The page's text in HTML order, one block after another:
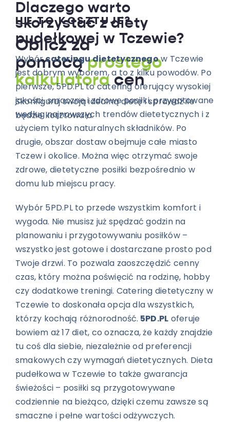
ILE TO KOSZTUJE?
Oblicz za
pomocąprostego
kalkulatoracen
Skonfiguruj swoją idealną dietę i sprawdź ile
będzie kosztowała.
Dlaczego warto
skorzystać z diety
pudełkowej w Tczewie?
Wybórcateringu dietetycznegow Tczewie
jest dobrym wyborem, a to z kilku powodów. Po
pierwsze, 5PD.PL to catering oferujący wysokiej
jakości, smaczne i zdrowe posiłki, przygotowane
według najnowszych trendów dietetycznych i z
użyciem tylko naturalnych składników. Po
drugie, obszar dostaw obejmuje całe miasto
Tczew i okolice. Można więc otrzymać swoje
zdrowe, dietetyczne posiłki bezpośrednio w
domu lub miejscu pracy.
Wybór 5PD.PL to przede wszystkim komfort i
wygoda. Nie musisz już spędzać godzin na
planowaniu i przygotowywaniu posiłków –
wszystko jest gotowe i dostarczane prosto pod
Twoje drzwi. To pozwala zaoszczędzić cenny
czas, który można poświęcić na rodzinę, hobby
czy dodatkowe treningi. Catering dietetyczny w
Tczewie to doskonała opcja dla wszystkich,
którzy kochają różnorodność. 5PD.PL oferuje
bowiem aż 17 diet, co oznacza, że każdy znajdzie
tu coś dla siebie, niezależnie od preferencji
smakowych czy wymagań dietetycznych. Dieta
pudełkowa w Tczewie to także gwarancja
świeżości – posiłki są przygotowywane
codziennie na bieżąco, dzięki czemu zawsze są
smaczne i pełne wartości odżywczych.